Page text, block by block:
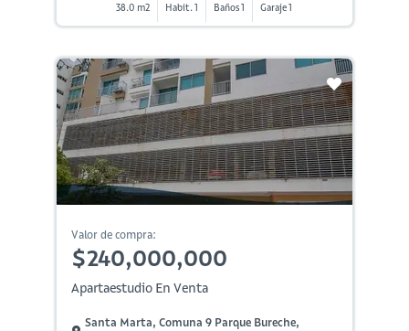
38.0 m2 Habit. 1 Baños 1 Garaje 1
Valor de compra:
$240,000,000
Apartaestudio En Venta
Santa Marta, Comuna 9 Parque Bureche,